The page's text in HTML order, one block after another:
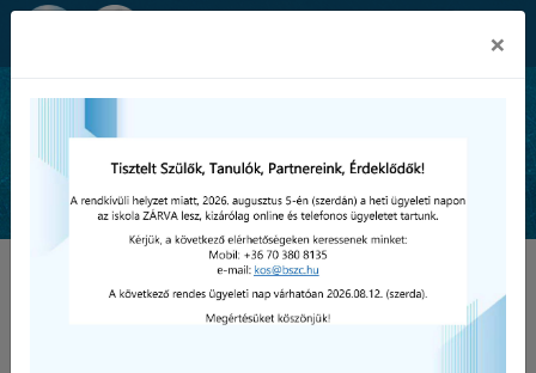
Közétkeztetés
×